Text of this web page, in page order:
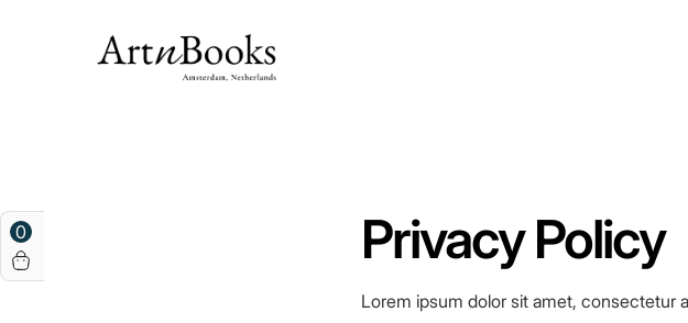
0 Privacy Policy
Lorem ipsum dolor sit amet, consectetur